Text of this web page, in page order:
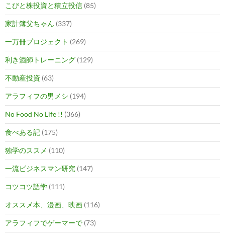
こびと株投資と積立投信 (85)
家計簿父ちゃん (337)
一万冊プロジェクト (269)
利き酒師トレーニング (129)
不動産投資 (63)
アラフィフの男メシ (194)
No Food No Life !! (366)
食べある記 (175)
独学のススメ (110)
一流ビジネスマン研究 (147)
コツコツ語学 (111)
オススメ本、漫画、映画 (116)
アラフィフでゲーマーで (73)